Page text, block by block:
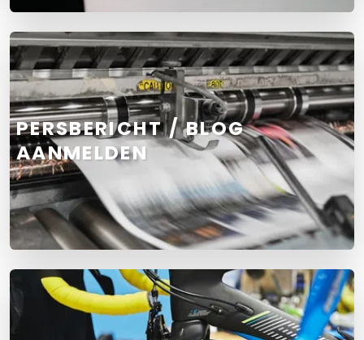
PERSBERICHT / BLOG
AANMELDEN